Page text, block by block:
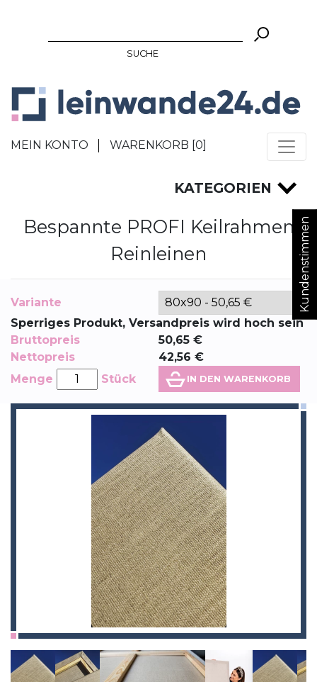
SUCHE
MEIN KONTO WARENKORB [0]
Kundenstimmen
KATEGORIEN
Bespannte PROFI Keilrahmen
Reinleinen
Variante
Sperriges Produkt, Versandpreis wird hoch sein
Bruttopreis
50,65 €
Nettopreis
42,56 €
Menge
Stück IN DEN WARENKORB